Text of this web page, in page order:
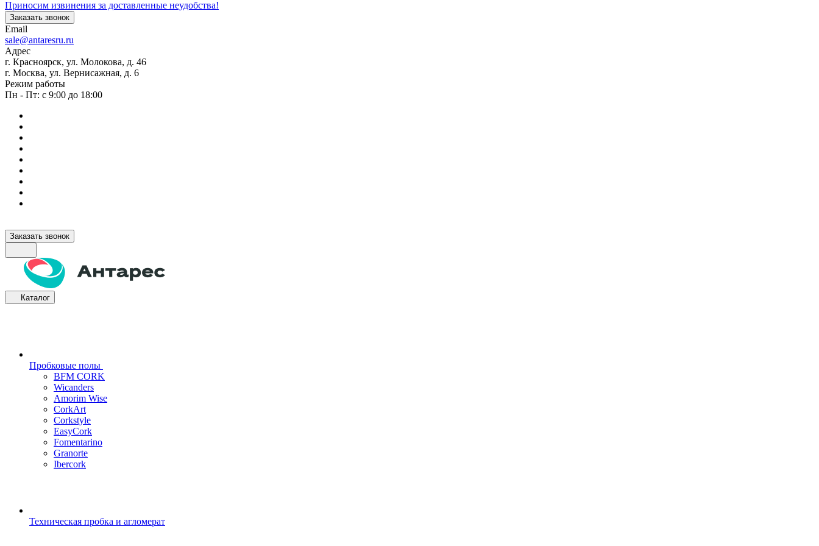
Приносим извинения за доставленные неудобства!
Заказать звонок
Email
sale@antaresru.ru
Адрес
г. Красноярск, ул. Молокова, д. 46
г. Москва, ул. Вернисажная, д. 6
Режим работы
Пн - Пт: с 9:00 до 18:00
Заказать звонок
Каталог
Пробковые полы
BFM CORK
Wicanders
Amorim Wise
CorkArt
Corkstyle
EasyCork
Fomentarino
Granorte
Ibercork
Техническая пробка и агломерат